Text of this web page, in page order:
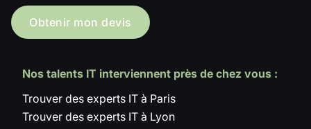
Obtenir mon devis
Nos talents IT interviennent près de chez vous :
Trouver des experts IT à Paris
Trouver des experts IT à Lyon